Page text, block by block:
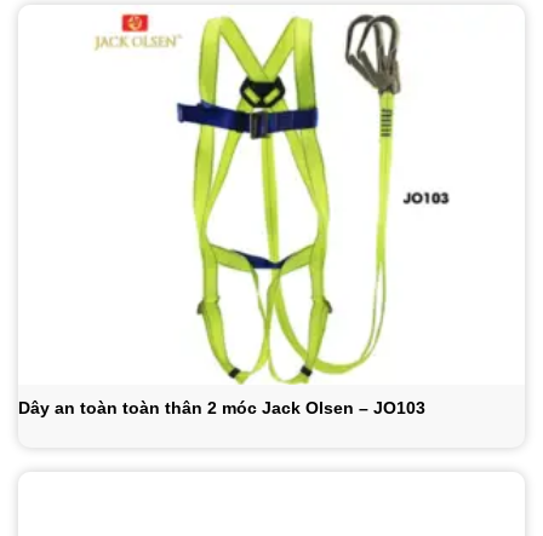
Dây an toàn toàn thân 2 móc Jack Olsen – JO103